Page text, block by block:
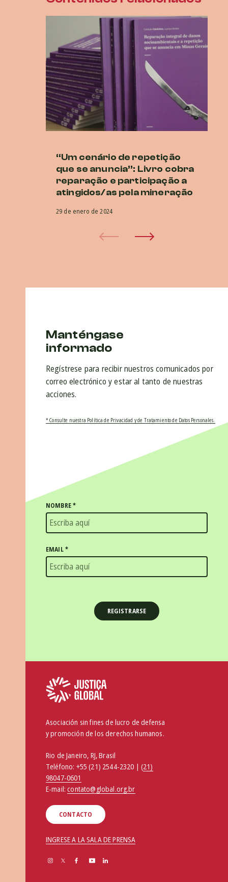
“Um cenário de repetição
que se anuncia”: Livro cobra
reparação e participação a
atingidos/as pela mineração
29 de enero de 2024
Manténgase
informado
Regístrese para recibir nuestros comunicados por
correo electrónico y estar al tanto de nuestras
acciones.
* Consulte nuestra Política de Privacidad y de Tratamiento de Datos Personales.
NOMBRE*
EMAIL*
Asociación sin fines de lucro de defensa
y promoción de los derechos humanos.
Rio de Janeiro, RJ, Brasil
Teléfono: +55 (21) 2544-2320 | (21)
98047-0601
E-mail:contato@global.org.br
CONTACTO
INGRESE A LA SALA DE PRENSA